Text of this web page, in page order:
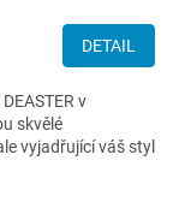
DETAIL
v
skvělé
vyjadřující váš styl